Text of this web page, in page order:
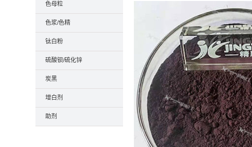
色母粒
色浆/色精
钛白粉
硫酸钡/硫化锌
炭黑
增白剂
助剂